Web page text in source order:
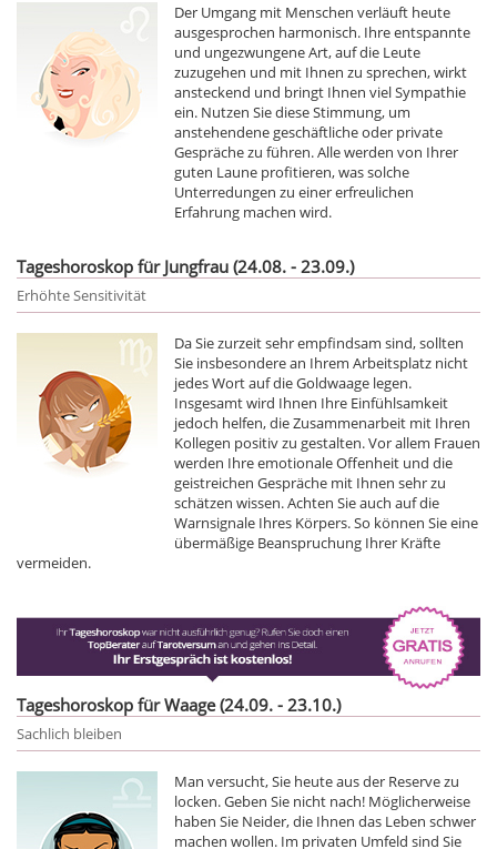
Der Umgang mit Menschen verläuft heute
ausgesprochen harmonisch. Ihre entspannte
und ungezwungene Art, auf die Leute
zuzugehen und mit Ihnen zu sprechen, wirkt
ansteckend und bringt Ihnen viel Sympathie
ein. Nutzen Sie diese Stimmung, um
anstehendene geschäftliche oder private
Gespräche zu führen. Alle werden von Ihrer
guten Laune profitieren, was solche
Unterredungen zu einer erfreulichen
Erfahrung machen wird.
Tageshoroskop für Jungfrau (24.08. - 23.09.)
Erhöhte Sensitivität
Da Sie zurzeit sehr empfindsam sind, sollten
Sie insbesondere an Ihrem Arbeitsplatz nicht
jedes Wort auf die Goldwaage legen.
Insgesamt wird Ihnen Ihre Einfühlsamkeit
jedoch helfen, die Zusammenarbeit mit Ihren
Kollegen positiv zu gestalten. Vor allem Frauen
werden Ihre emotionale Offenheit und die
geistreichen Gespräche mit Ihnen sehr zu
schätzen wissen. Achten Sie auch auf die
Warnsignale Ihres Körpers. So können Sie eine
übermäßige Beanspruchung Ihrer Kräfte
vermeiden.
Tageshoroskop für Waage (24.09. - 23.10.)
Sachlich bleiben
Man versucht, Sie heute aus der Reserve zu
locken. Geben Sie nicht nach! Möglicherweise
haben Sie Neider, die Ihnen das Leben schwer
machen wollen. Im privaten Umfeld sind Sie